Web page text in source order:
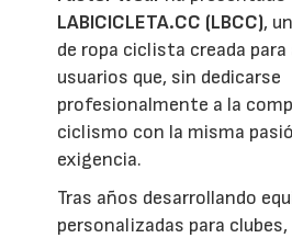
LABICICLETA.CC (LBCC),
de ropa ciclista creada para
usuarios que, sin dedicarse
profesionalmente a la
ciclismo con la misma
exigencia.
Tras años desarrollando
personalizadas para